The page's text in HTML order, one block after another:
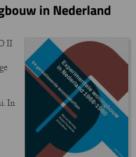
in Nederland
II
In